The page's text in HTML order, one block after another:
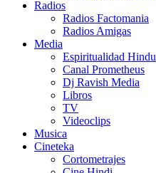
Radios
Radios Factomania
Radios Amigas
Media
Espiritualidad Hindu
Canal Prometheus
Dj Ravish Media
Libros
TV
Videoclips
Musica
Cineteka
Cortometrajes